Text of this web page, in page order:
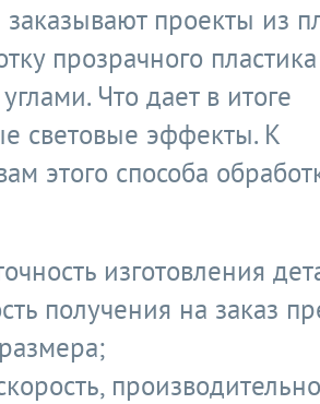
проекты из
прозрачного
Что дает в итоге
световые эффекты. К
этого способа
изготовления
получения на заказ